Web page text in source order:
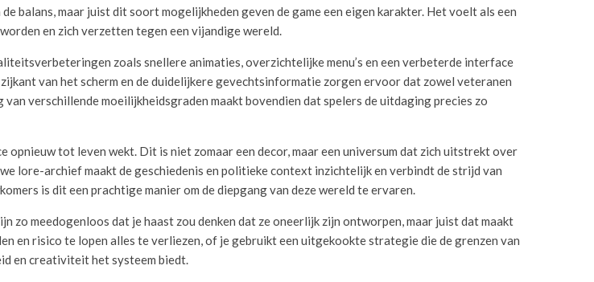
balans, maar juist dit soort mogelijkheden geven de game een eigen karakter. Het voelt als een
en zich verzetten tegen een vijandige wereld.
zoals snellere animaties, overzichtelijke menu’s en een verbeterde interface
van het scherm en de duidelijkere gevechtsinformatie zorgen ervoor dat zowel veteranen
verschillende moeilijkheidsgraden maakt bovendien dat spelers de uitdaging precies zo
tot leven wekt. Dit is niet zomaar een decor, maar een universum dat zich uitstrekt over
lore-archief maakt de geschiedenis en politieke context inzichtelijk en verbindt de strijd van
is dit een prachtige manier om de diepgang van deze wereld te ervaren.
zo meedogenloos dat je haast zou denken dat ze oneerlijk zijn ontworpen, maar juist dat maakt
en risico te lopen alles te verliezen, of je gebruikt een uitgekookte strategie die de grenzen van
en creativiteit het systeem biedt.